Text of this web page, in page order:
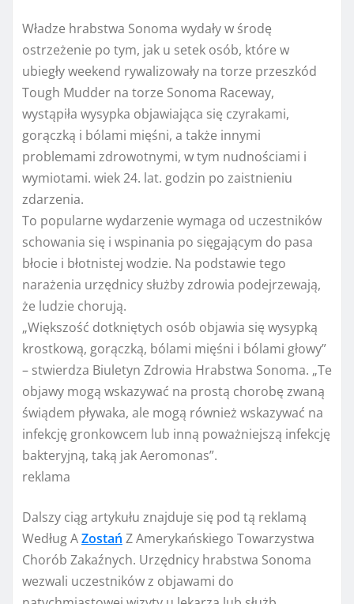
Władze hrabstwa Sonoma wydały w środę
ostrzeżenie po tym, jak u setek osób, które w
ubiegły weekend rywalizowały na torze przeszkód
Tough Mudder na torze Sonoma Raceway,
wystąpiła wysypka objawiająca się czyrakami,
gorączką i bólami mięśni, a także innymi
problemami zdrowotnymi, w tym nudnościami i
wymiotami. wiek 24. lat. godzin po zaistnieniu
zdarzenia.
To popularne wydarzenie wymaga od uczestników
schowania się i wspinania po sięgającym do pasa
błocie i błotnistej wodzie. Na podstawie tego
narażenia urzędnicy służby zdrowia podejrzewają,
że ludzie chorują.
„Większość dotkniętych osób objawia się wysypką
krostkową, gorączką, bólami mięśni i bólami głowy”
– stwierdza Biuletyn Zdrowia Hrabstwa Sonoma. „Te
objawy mogą wskazywać na prostą chorobę zwaną
świądem pływaka, ale mogą również wskazywać na
infekcję gronkowcem lub inną poważniejszą infekcję
bakteryjną, taką jak Aeromonas”.
reklama
Dalszy ciąg artykułu znajduje się pod tą reklamą
Według AZostań Z Amerykańskiego Towarzystwa
Chorób Zakaźnych. Urzędnicy hrabstwa Sonoma
wezwali uczestników z objawami do